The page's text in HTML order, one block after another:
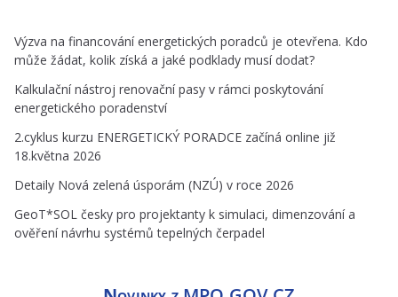
Výzva na financování energetických poradců je otevřena. Kdo
může žádat, kolik získá a jaké podklady musí dodat?
Kalkulační nástroj renovační pasy v rámci poskytování
energetického poradenství
2.cyklus kurzu ENERGETICKÝ PORADCE začíná online již
18.května 2026
Detaily Nová zelená úsporám (NZÚ) v roce 2026
GeoT*SOL česky pro projektanty k simulaci, dimenzování a
ověření návrhu systémů tepelných čerpadel